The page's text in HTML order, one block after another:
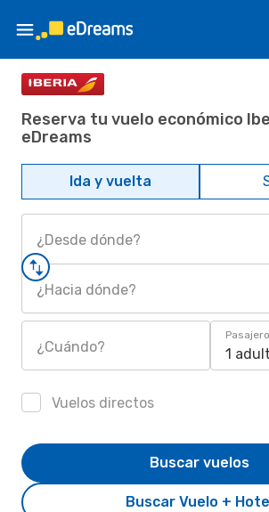
Reserva tu vuelo económico
eDreams
Ida y vuelta
¿Desde dónde?
¿Hacia dónde?
¿Cuándo? 1
Vuelos directos
Buscar Vuelo +
Buscar vuelos